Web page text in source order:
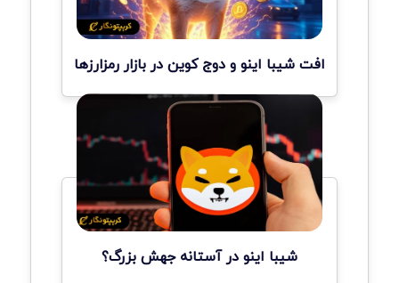
افت شیبا اینو و دوج کوین در بازار رمزارزها
شیبا اینو در آستانه جهش بزرگ؟